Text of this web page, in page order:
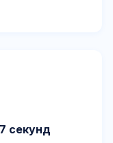
секунд